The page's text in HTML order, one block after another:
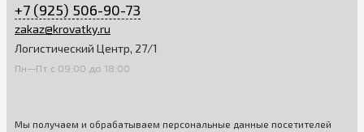
+7 (925) 506-90-73
zakaz@krovatky.ru
Логистический Центр, 27/1
Пн—Пт с 09:00 до 18:00
Мы получаем и обрабатываем персональные данные посетителей